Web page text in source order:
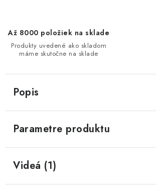
Až 8000 položiek na sklade
Produkty uvedené ako skladom
máme skutočne na sklade
Popis
Parametre produktu
Videá (1)